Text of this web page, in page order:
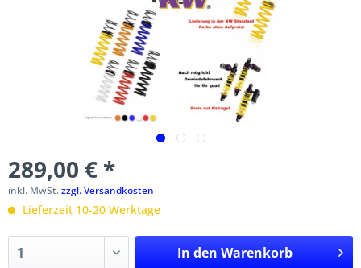
289,00 € *
inkl. MwSt.zzgl. Versandkosten
Lieferzeit 10-20 Werktage
In den Warenkorb